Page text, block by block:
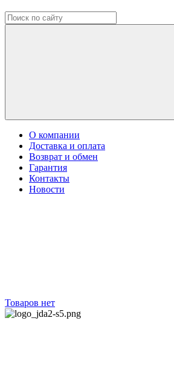
О компании
Доставка и оплата
Возврат и обмен
Гарантия
Контакты
Новости
Товаров нет